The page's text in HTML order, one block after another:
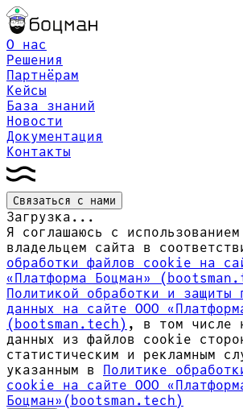
О нас
Решения
Партнёрам
Кейсы
База знаний
Новости
Документация
Контакты
Связаться с нами
Загрузка...
Я соглашаюсь с
владельцем сайта в
обработки файлов сookie на
«Платформа Боцман»
Политикой обработки и защиты
данных на сайте ООО
(bootsman.tech) , в том числе
данных из файлов cookie
статистическим и рекламным
указанным в Политике
сookie на сайте ООО
Боцман»(bootsman.tech)